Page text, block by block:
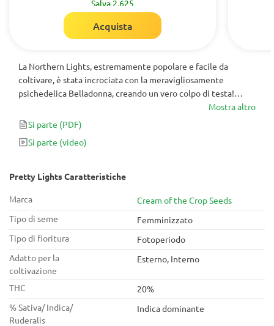
Salva 2.625
Acquista
La Northern Lights, estremamente popolare e facile da
coltivare, è stata incrociata con la meravigliosamente
psichedelica Belladonna, creando un vero colpo di testa!
Produce enormi fiori color oro ambrato e pieni di resina.Mostra altro
Si parte (PDF)
Si parte (video)
Pretty Lights Caratteristiche
Marca
Cream of the Crop Seeds
Tipo di seme
Femminizzato
Tipo di fioritura
Fotoperiodo
Adatto per la
coltivazione
Esterno, Interno
THC
20%
% Sativa/ Indica/
Ruderalis
Indica dominante